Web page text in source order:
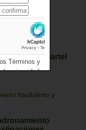
fechas y cartel
Términos y
privacidad